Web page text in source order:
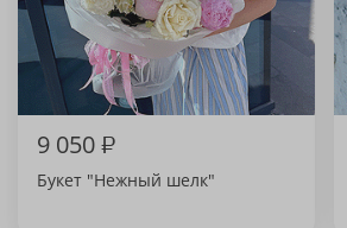
9 050₽
Букет "Нежный шелк"